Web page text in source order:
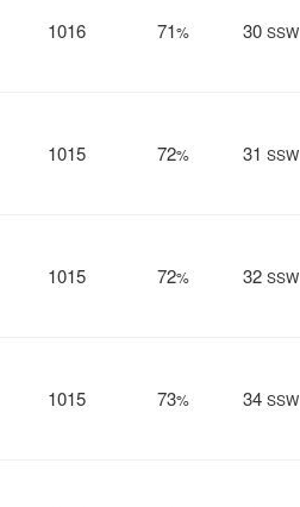
1016 71% 30 SSW
1015 72% 31 SSW
1015 72% 32 SSW
1015 73% 34 SSW